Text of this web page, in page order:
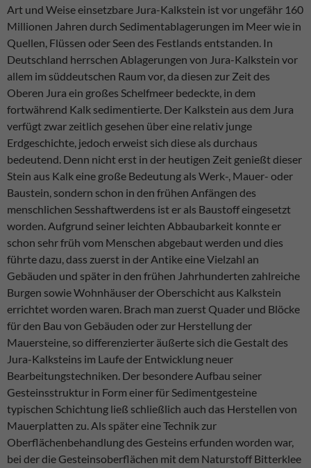
Art und Weise einsetzbare Jura-Kalkstein ist vor ungefähr 160
Millionen Jahren durch Sedimentablagerungen im Meer wie in
Quellen, Flüssen oder Seen des Festlands entstanden. In
Deutschland herrschen Ablagerungen von Jura-Kalkstein vor
allem im süddeutschen Raum vor, da diesen zur Zeit des
Oberen Jura ein großes Schelfmeer bedeckte, in dem
fortwährend Kalk sedimentierte. Der Kalkstein aus dem Jura
verfügt zwar zeitlich gesehen über eine relativ junge
Erdgeschichte, jedoch erweist sich diese als durchaus
bedeutend. Denn nicht erst in der heutigen Zeit genießt dieser
Stein aus Kalk eine große Bedeutung als Werk-, Mauer- oder
Baustein, sondern schon in den frühen Anfängen des
menschlichen Sesshaftwerdens ist er als Baustoff eingesetzt
worden. Aufgrund seiner leichten Abbaubarkeit konnte er
schon sehr früh vom Menschen abgebaut werden und dies
führte dazu, dass zuerst in der Antike eine Vielzahl an
Gebäuden und später in den frühen Jahrhunderten zahlreiche
Burgen sowie Wohnhäuser der Oberschicht aus Kalkstein
errichtet worden waren. Brach man zuerst Quader und Blöcke
für den Bau von Gebäuden oder zur Herstellung der
Mauersteine, so differenzierter äußerte sich die Gestalt des
Jura-Kalksteins im Laufe der Entwicklung neuer
Bearbeitungstechniken. Der besondere Aufbau seiner
Gesteinsstruktur in Form einer für Sedimentgesteine
typischen Schichtung ließ schließlich auch das Herstellen von
Mauerplatten zu. Als später eine Technik zur
Oberflächenbehandlung des Gesteins erfunden worden war,
bei der die Gesteinsoberflächen mit dem Naturstoff Bitterklee
Notwendig
Diese
Cookies sind
notwendig
für die Seite.